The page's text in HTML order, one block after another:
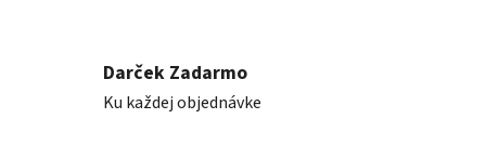
Darček Zadarmo
Ku každej objednávke